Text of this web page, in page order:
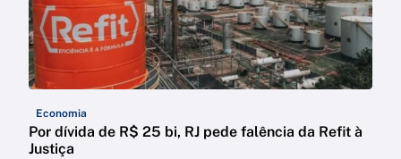
Economia
Por dívida de R$ 25 bi, RJ pede falência da Refit à
Justiça